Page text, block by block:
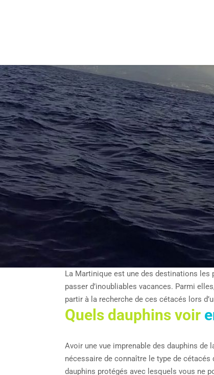
La Martinique est une des destinations les
passer d’inoubliables vacances. Parmi
partir à la recherche de ces cétacés lors
Quels dauphins voir
Avoir une vue imprenable des dauphins
nécessaire de connaître le type de
dauphins protégés avec lesquels vous ne